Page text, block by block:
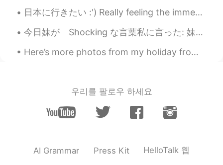
日本に行きたい :') Really feeling the immense wanderlust burning within me now 😭🤣 it's been awhile! Hey ...
今日妹が Shocking な言葉私に言った: 妹「お姉ちゃん、私好きな人ができた」 私「彼はハンサムですか？」 妹「知らないよ」 私「では、なぜ彼が好きなのですか？」 妹「写真を撮るときにその...
Here’s more photos from my holiday from this weekend. It’s in the Sunshine Coast, Queensland (Aus...
우리를 팔로우 하세요
AI Grammar Press Kit HelloTalk 웹